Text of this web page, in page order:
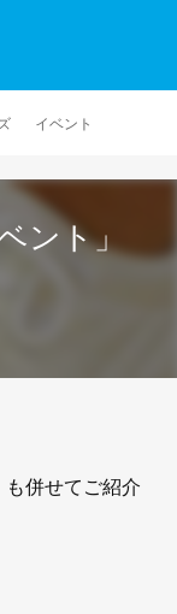
イベント
ント」
併せてご紹介